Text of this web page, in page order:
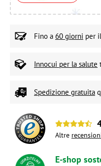
Fino a 60 giorni per
Innocui per la salute
Spedizione gratuita
Altre
E-shop